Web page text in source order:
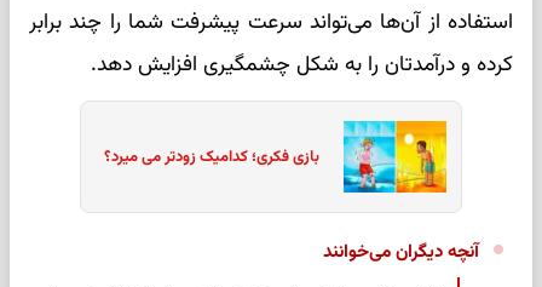
استفاده از آن‌ها می‌تواند سرعت پیشرفت شما را چند برابر
کرده و درآمدتان را به شکل چشمگیری افزایش دهد.
بازی فکری؛ کدامیک زودتر می میرد؟
آنچه دیگران می‌خوانند